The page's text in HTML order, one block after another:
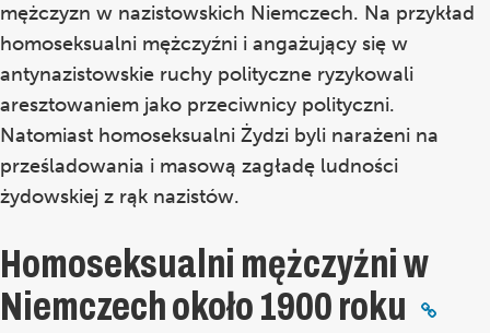
mężczyzn w nazistowskich Niemczech. Na przykład
homoseksualni mężczyźni i angażujący się w
antynazistowskie ruchy polityczne ryzykowali
aresztowaniem jako przeciwnicy polityczni.
Natomiast homoseksualni Żydzi byli narażeni na
prześladowania i masową zagładę ludności
żydowskiej z rąk nazistów.
Homoseksualni mężczyźni w
Niemczech około 1900 roku